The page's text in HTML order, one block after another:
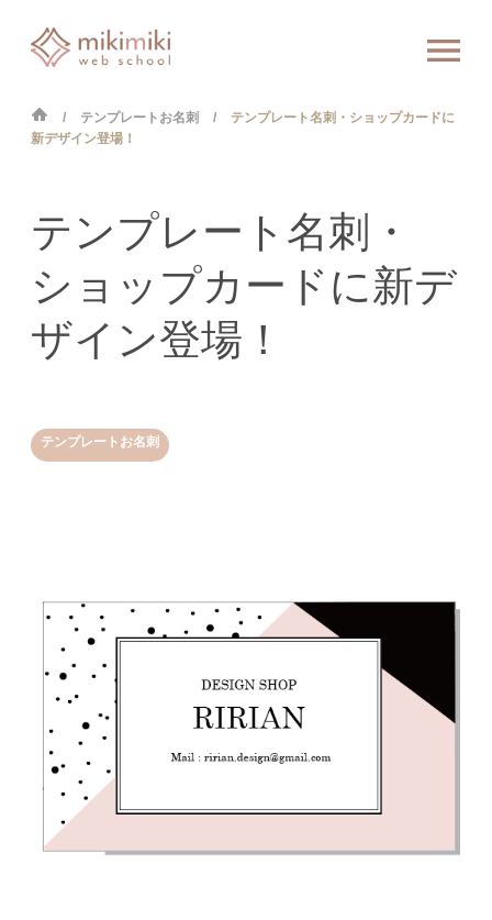
テンプレートお名刺
テンプレート名刺・ショップカードに
新デザイン登場！
テンプレートお名刺
テンプレート名刺・
ショップカードに新デ
ザイン登場！